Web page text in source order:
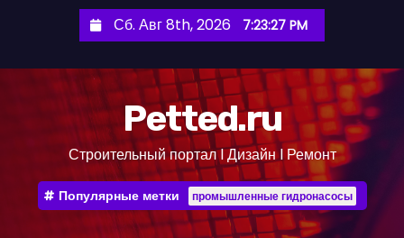
Сб. Авг 8th, 2026 7:23:28 PM
Petted.ru
Строительный портал l Дизайн l Ремонт
Популярные метки промышленные гидронасосы